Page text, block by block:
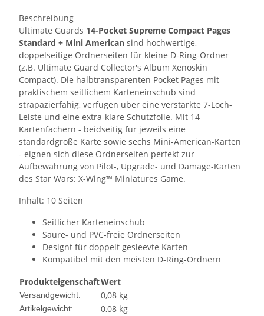
Beschreibung
Ultimate Guards 14-Pocket Supreme Compact Pages
Standard + Mini American sind hochwertige,
doppelseitige Ordnerseiten für kleine D-Ring-Ordner
(z.B. Ultimate Guard Collector's Album Xenoskin
Compact). Die halbtransparenten Pocket Pages mit
praktischem seitlichem Karteneinschub sind
strapazierfähig, verfügen über eine verstärkte 7-Loch-
Leiste und eine extra-klare Schutzfolie. Mit 14
Kartenfächern - beidseitig für jeweils eine
standardgroße Karte sowie sechs Mini-American-Karten
- eignen sich diese Ordnerseiten perfekt zur
Aufbewahrung von Pilot-, Upgrade- und Damage-Karten
des Star Wars: X-Wing™ Miniatures Game.
Inhalt: 10 Seiten
Seitlicher Karteneinschub
Säure- und PVC-freie Ordnerseiten
Designt für doppelt gesleevte Karten
Kompatibel mit den meisten D-Ring-Ordnern
ProdukteigenschaftWert
Versandgewicht: 0,08 kg
Artikelgewicht: 0,08 kg